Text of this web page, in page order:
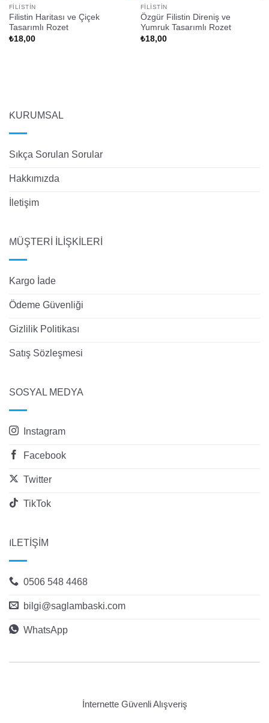
FILISTIN
Filistin Haritası ve Çiçek
Tasarımlı Rozet
₺18,00
FILISTIN
Özgür Filistin Direniş ve
Yumruk Tasarımlı Rozet
₺18,00
KURUMSAL
Sıkça Sorulan Sorular
Hakkımızda
İletişim
MÜŞTERİ İLİŞKİLERİ
Kargo İade
Ödeme Güvenliği
Gizlilik Politikası
Satış Sözleşmesi
SOSYAL MEDYA
Instagram
Facebook
Twitter
TikTok
İLETİŞİM
0506 548 4468
bilgi@saglambaski.com
WhatsApp
İnternette Güvenli Alışveriş